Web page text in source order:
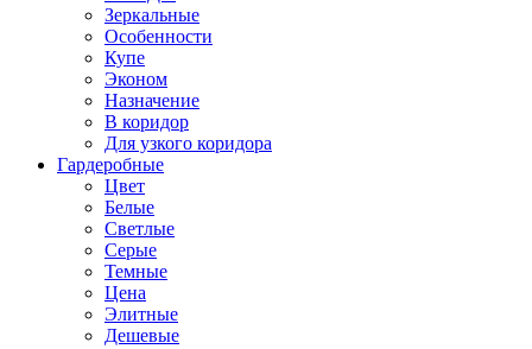
Зеркальные
Особенности
Купе
Эконом
Назначение
В коридор
Для узкого коридора
Гардеробные
Цвет
Белые
Светлые
Серые
Темные
Цена
Элитные
Дешевые